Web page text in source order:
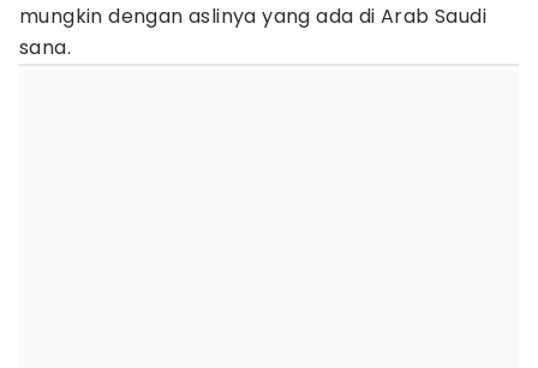
mungkin dengan aslinya yang ada di Arab Saudi
sana.